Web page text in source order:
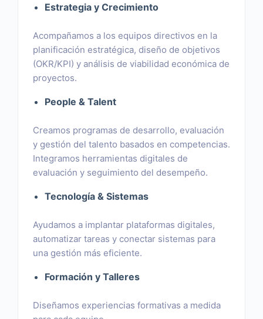
Estrategia y Crecimiento
Acompañamos a los equipos directivos en la
planificación estratégica, diseño de objetivos
(OKR/KPI) y análisis de viabilidad económica de
proyectos.
People & Talent
Creamos programas de desarrollo, evaluación
y gestión del talento basados en competencias.
Integramos herramientas digitales de
evaluación y seguimiento del desempeño.
Tecnología & Sistemas
Ayudamos a implantar plataformas digitales,
automatizar tareas y conectar sistemas para
una gestión más eficiente.
Formación y Talleres
Diseñamos experiencias formativas a medida